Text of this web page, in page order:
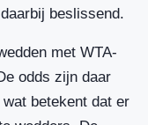
beslissend.
met WTA-
odds zijn daar
betekent dat er